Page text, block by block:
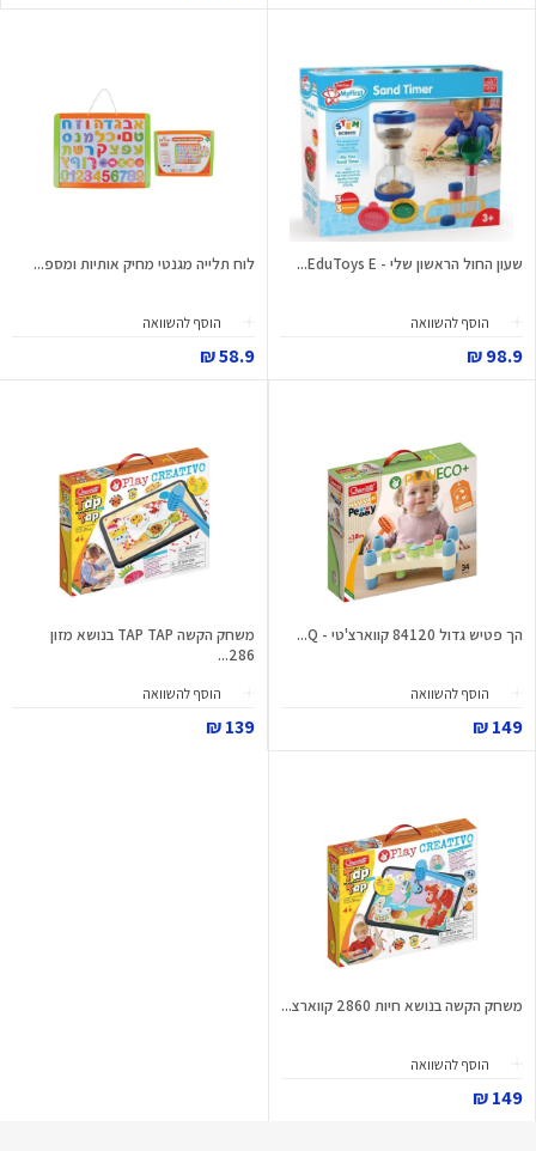
שעון החול הראשון שלי - EduToys E...
הוסף להשוואה
98.9 ₪
לוח תלייה מגנטי מחיק אותיות ומספ...
הוסף להשוואה
58.9 ₪
הך פטיש גדול 84120 קווארצ'טי - Q...
הוסף להשוואה
149 ₪
משחק הקשה TAP TAP בנושא מזון
286...
הוסף להשוואה
139 ₪
משחק הקשה בנושא חיות 2860 קווארצ...
הוסף להשוואה
149 ₪